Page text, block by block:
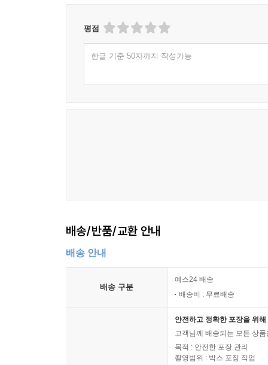
평점
한글 기준 50자까지 작성가능
배송/반품/교환 안내
배송 안내
배송 구분
예스24 배송
배송비 : 무료배송
안전하고 정확한 포장을 위
고객님께 배송되는 모든 상
목적 : 안전한 포장 관리
촬영범위 : 박스 포장 작업